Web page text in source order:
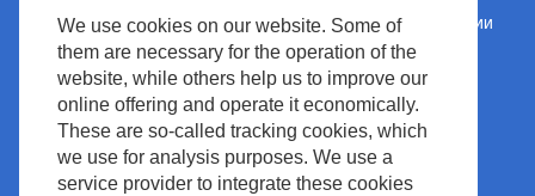
We use cookies on our website. Some of
them are necessary for the operation of the
website, while others help us to improve our
online offering and operate it economically.
These are so-called tracking cookies, which
we use for analysis purposes. We use a
service provider to integrate these cookies
Поддержка
Новости и события
Медиацентр
Контакт
Сведения об организации
Условия и положения
Авторское право
Политика сайта
Управление отходами